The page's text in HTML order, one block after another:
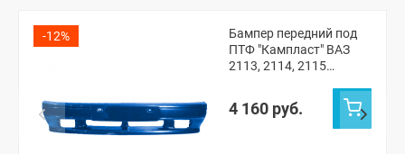
-12%
Бампер передний под
ПТФ "Кампласт" ВАЗ
2113, 2114, 2115
4 160 руб.